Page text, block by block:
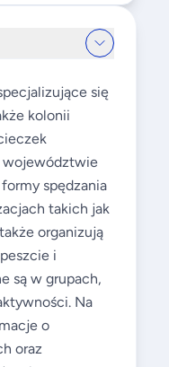
się
kolonii
województwie
spędzania
takich jak
organizują
i
są w grupach,
Na
o
oraz